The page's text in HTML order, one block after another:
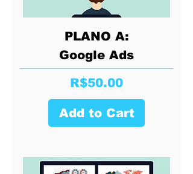
PLANO A:
Google Ads
Price
R$50.00
Add to Cart